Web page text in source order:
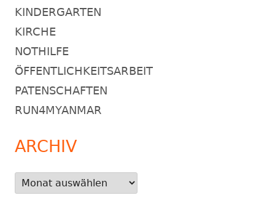
KINDERGARTEN
KIRCHE
NOTHILFE
ÖFFENTLICHKEITSARBEIT
PATENSCHAFTEN
RUN4MYANMAR
ARCHIV
Archiv